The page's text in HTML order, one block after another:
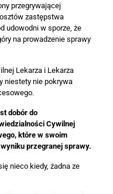
przegrywającej
zastępstwa
udowodni w sporze, że
na prowadzenie sprawy
Lekarza i Lekarza
niestety nie pokrywa
dobór do
Cywilnej
które w swoim
przegranej sprawy.
nieco kiedy, żadna ze